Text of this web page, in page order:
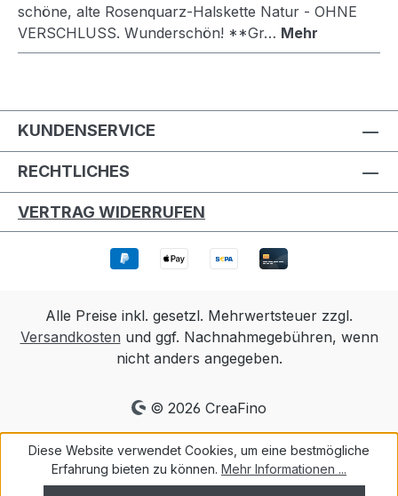
schöne, alte Rosenquarz-Halskette Natur - OHNE
VERSCHLUSS. Wunderschön! **Gr… Mehr
KUNDENSERVICE
RECHTLICHES
VERTRAG WIDERRUFEN
Alle Preise inkl. gesetzl. Mehrwertsteuer zzgl.
Versandkosten und ggf. Nachnahmegebühren, wenn
nicht anders angegeben.
© 2026 CreaFino
Diese Website verwendet Cookies, um eine bestmögliche
Erfahrung bieten zu können. Mehr Informationen ...